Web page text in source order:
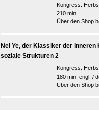
Kongress:
210 min
Über den Shop
Nei Ye, der Klassiker der
soziale Strukturen 2
Kongress:
180 min, engl. /
Über den Shop